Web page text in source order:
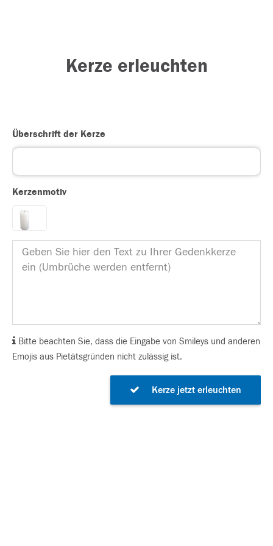
Kerze erleuchten
Überschrift der Kerze
Kerzenmotiv
Bitte beachten Sie, dass die Eingabe von Smileys und anderen
Emojis aus Pietätsgründen nicht zulässig ist.
Kerze jetzt erleuchten